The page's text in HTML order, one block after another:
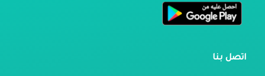
اتصل بنا